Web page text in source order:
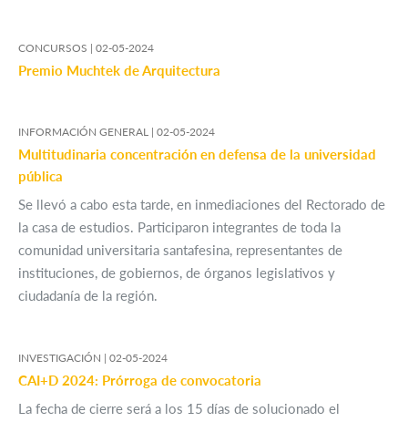
CONCURSOS | 02-05-2024
Premio Muchtek de Arquitectura
INFORMACIÓN GENERAL | 02-05-2024
Multitudinaria concentración en defensa de la universidad
pública
Se llevó a cabo esta tarde, en inmediaciones del Rectorado de
la casa de estudios. Participaron integrantes de toda la
comunidad universitaria santafesina, representantes de
instituciones, de gobiernos, de órganos legislativos y
ciudadanía de la región.
INVESTIGACIÓN | 02-05-2024
CAI+D 2024: Prórroga de convocatoria
La fecha de cierre será a los 15 días de solucionado el